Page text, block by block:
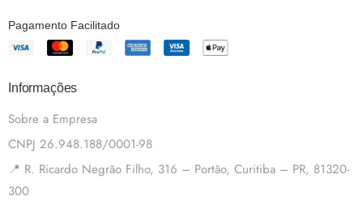
Pagamento Facilitado
Informações
Sobre a Empresa
CNPJ 26.948.188/0001-98
📍 R. Ricardo Negrão Filho, 316 – Portão, Curitiba – PR, 81320-
300